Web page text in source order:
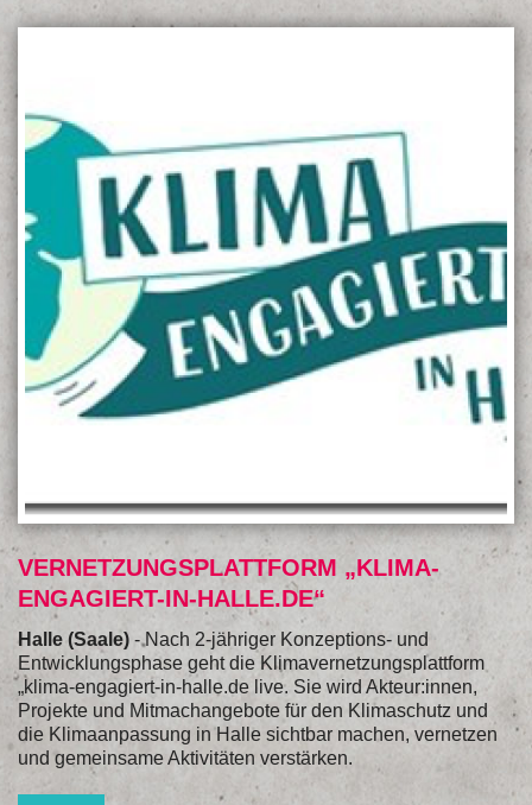
VERNETZUNGSPLATTFORM „KLIMA-
ENGAGIERT-IN-HALLE.DE“
Halle (Saale) - Nach 2-jähriger Konzeptions- und
Entwicklungsphase geht die Klimavernetzungsplattform
„klima-engagiert-in-halle.de live. Sie wird Akteur:innen,
Projekte und Mitmachangebote für den Klimaschutz und
die Klimaanpassung in Halle sichtbar machen, vernetzen
und gemeinsame Aktivitäten verstärken.